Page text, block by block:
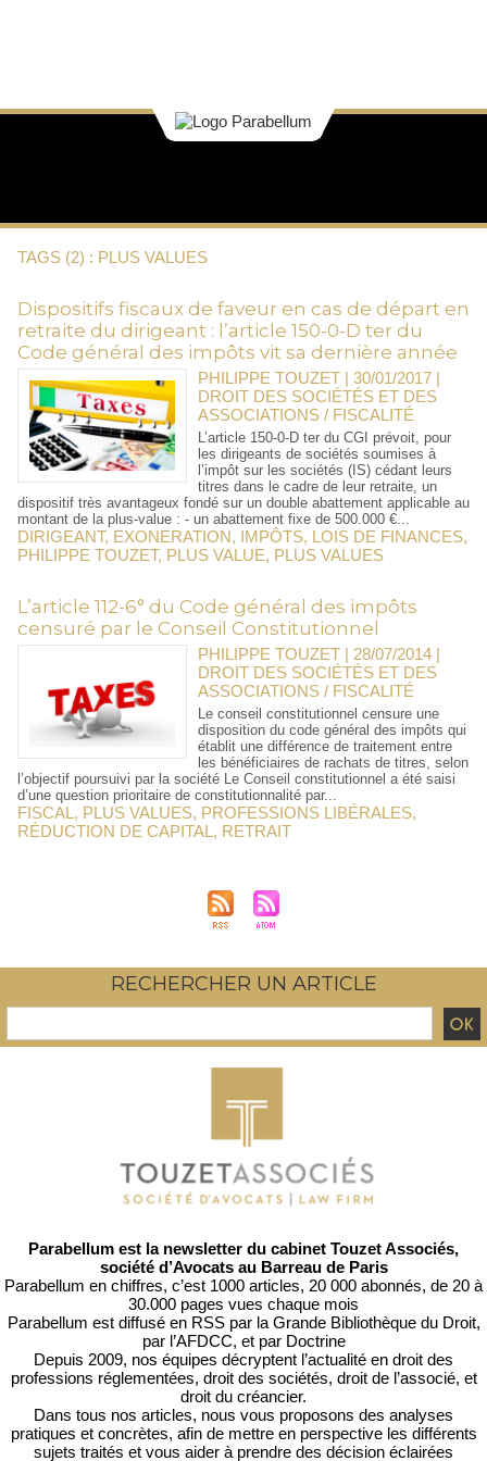
TAGS (2) : PLUS VALUES
Dispositifs fiscaux de faveur en cas de départ en
retraite du dirigeant : l’article 150-0-D ter du
Code général des impôts vit sa dernière année
PHILIPPE TOUZET | 30/01/2017 |
DROIT DES SOCIÉTÉS ET DES
ASSOCIATIONS / FISCALITÉ
L’article 150-0-D ter du CGI prévoit, pour
les dirigeants de sociétés soumises à
l’impôt sur les sociétés (IS) cédant leurs
titres dans le cadre de leur retraite, un
dispositif très avantageux fondé sur un double abattement applicable au
montant de la plus-value : - un abattement fixe de 500.000 €...
DIRIGEANT, EXONERATION, IMPÔTS, LOIS DE FINANCES,
PHILIPPE TOUZET, PLUS VALUE, PLUS VALUES
L’article 112-6° du Code général des impôts
censuré par le Conseil Constitutionnel
PHILIPPE TOUZET | 28/07/2014 |
DROIT DES SOCIÉTÉS ET DES
ASSOCIATIONS / FISCALITÉ
Le conseil constitutionnel censure une
disposition du code général des impôts qui
établit une différence de traitement entre
les bénéficiaires de rachats de titres, selon
l’objectif poursuivi par la société Le Conseil constitutionnel a été saisi
d’une question prioritaire de constitutionnalité par...
FISCAL , PLUS VALUES, PROFESSIONS LIBÉRALES,
RÉDUCTION DE CAPITAL , RETRAIT
RECHERCHER UN ARTICLE
Parabellum est la newsletter du cabinet Touzet Associés,
société d’Avocats au Barreau de Paris
Parabellum en chiffres, c’est 1000 articles, 20 000 abonnés, de 20 à
30.000 pages vues chaque mois
Parabellum est diffusé en RSS par la Grande Bibliothèque du Droit,
par l’AFDCC, et par Doctrine
Depuis 2009, nos équipes décryptent l’actualité en droit des
professions réglementées, droit des sociétés, droit de l’associé, et
droit du créancier.
Dans tous nos articles, nous vous proposons des analyses
pratiques et concrètes, afin de mettre en perspective les différents
sujets traités et vous aider à prendre des décision éclairées